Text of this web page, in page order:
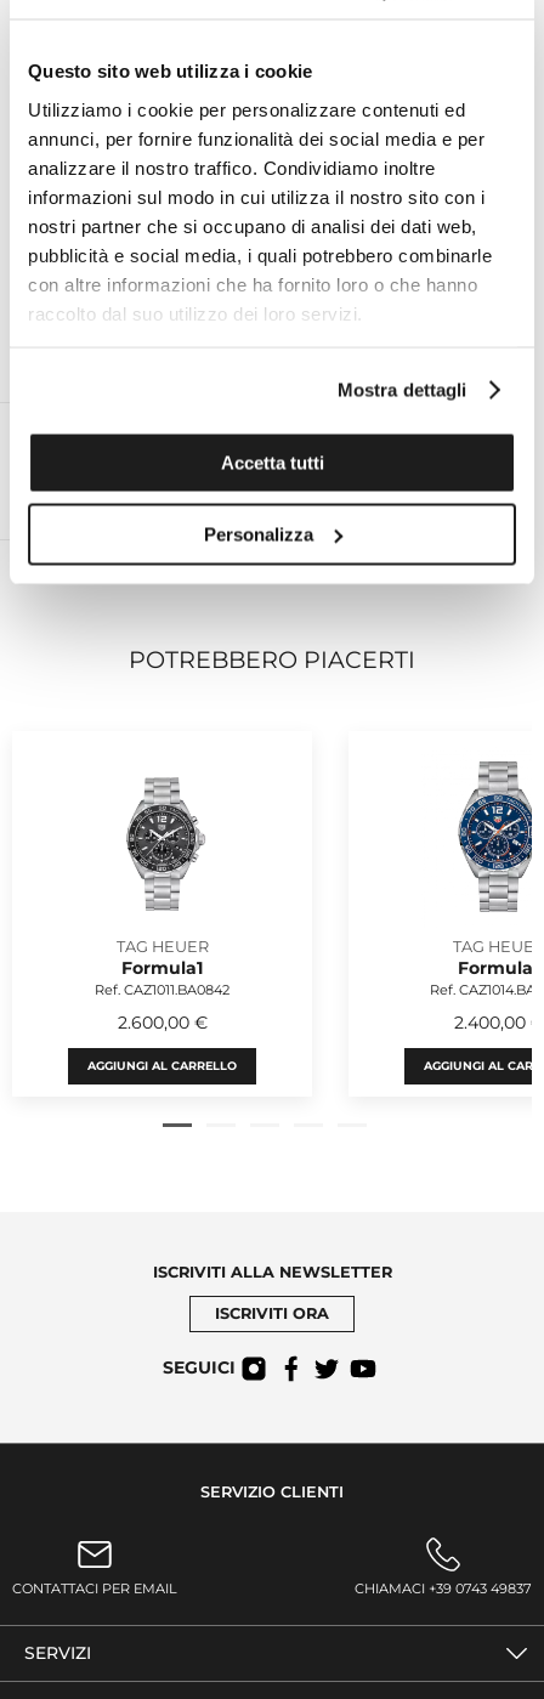
Questo sito web utilizza i cookie
Utilizziamo i cookie per personalizzare contenuti ed
annunci, per fornire funzionalità dei social media e per
analizzare il nostro traffico. Condividiamo inoltre
informazioni sul modo in cui utilizza il nostro sito con i
nostri partner che si occupano di analisi dei dati web,
pubblicità e social media, i quali potrebbero combinarle
con altre informazioni che ha fornito loro o che hanno
raccolto dal suo utilizzo dei loro servizi.
Mostra dettagli
Accetta tutti
Personalizza
Specifiche tecniche
I VANTAGGI DI ACQUISTARE DA TOMASINI
FRANCIA
PER TUTTE LE MARCHE
RESO ENTRO 14 GIORNI DALLA
SPEDIZIONE GRATUITA IN ITALIA
POTREBBERO PIACERTI
TAG HEUER
Formula1
Ref. CAZ1011.BA0842
2.600,00 €
AGGIUNGI AL CARRELLO
TAG HEUER
Formula1
Ref.
2.400,00 €
AGGIUNGI AL
ISCRIVITI ALLA NEWSLETTER
ISCRIVITI ORA
SEGUICI
SERVIZIO CLIENTI
CONTATTACI PER EMAIL CHIAMACI +39 0743 49837
SERVIZI